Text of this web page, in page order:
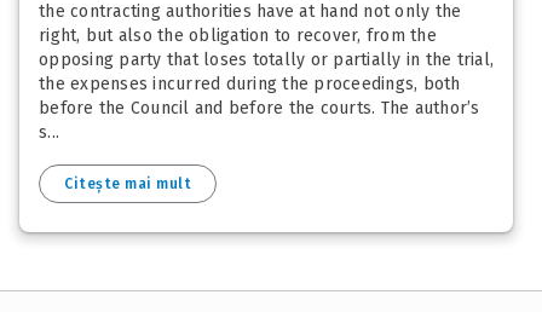
the contracting authorities have at hand not only the
right, but also the obligation to recover, from the
opposing party that loses totally or partially in the trial,
the expenses incurred during the proceedings, both
before the Council and before the courts. The author’s
s...
Citește mai mult